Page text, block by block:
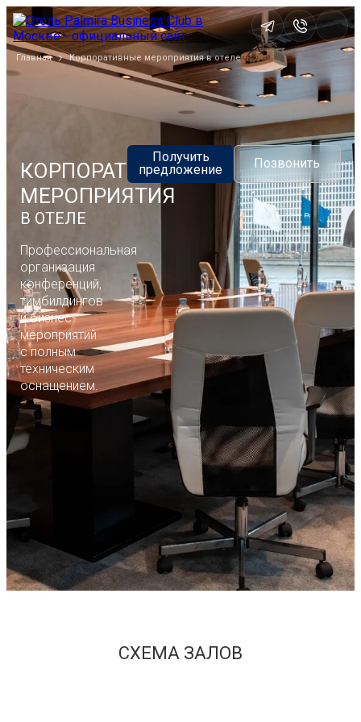
Главная Корпоративные мероприятия в отеле
КОРПОРАТИВНЫЕ
МЕРОПРИЯТИЯ
В ОТЕЛЕ
Профессиональная
организация
конференций,
тимбилдингов
и бизнес-
мероприятий
с полным
техническим
оснащением.
Получить
предложение
Позвонить
СХЕМА ЗАЛОВ